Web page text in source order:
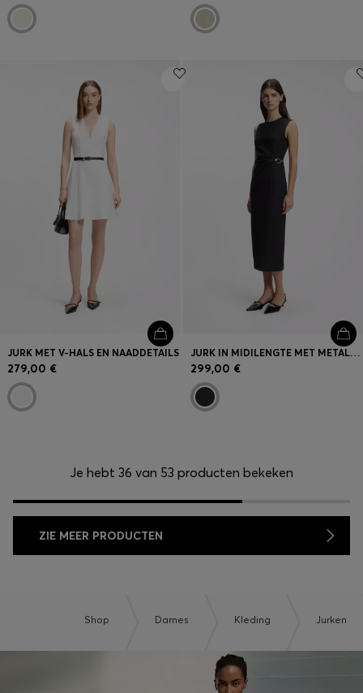
JURK MET V-HALS EN NAADDETAILS
279,00 €
JURK IN MIDILENGTE MET METALEN KARABIJNHAAK
299,00 €
Je hebt 36 van 53 producten bekeken
ZIE MEER PRODUCTEN
Shop Dames Kleding Jurken